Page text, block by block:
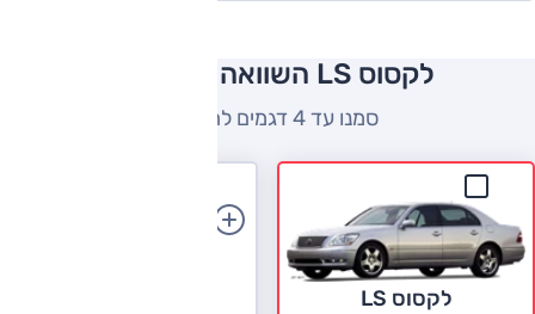
לקסוס LS השוואה למתחרים
סמנו עד 4 דגמים להשוואה
לקסוס LS